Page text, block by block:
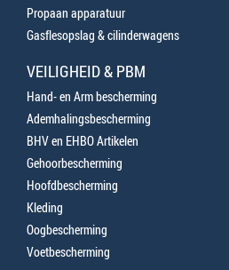
Propaan apparatuur
Gasflesopslag & cilinderwagens
VEILIGHEID & PBM
Hand- en Arm bescherming
Ademhalingsbescherming
BHV en EHBO Artikelen
Gehoorbescherming
Hoofdbescherming
Kleding
Oogbescherming
Voetbescherming